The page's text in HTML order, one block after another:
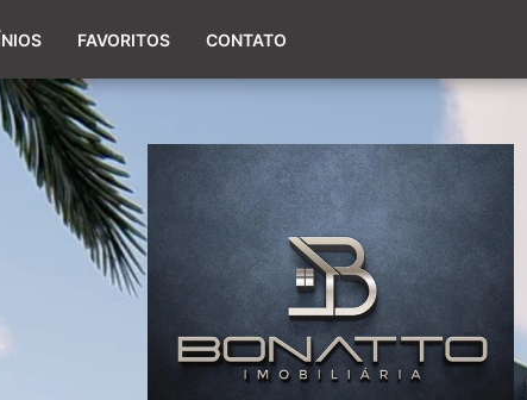
(51) 98017-9424
FAVORITOS CONTATO